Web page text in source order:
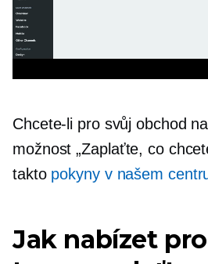
Chcete-li pro svůj obchod
možnost „Zaplaťte, co
takto pokyny v našem
Jak nabízet